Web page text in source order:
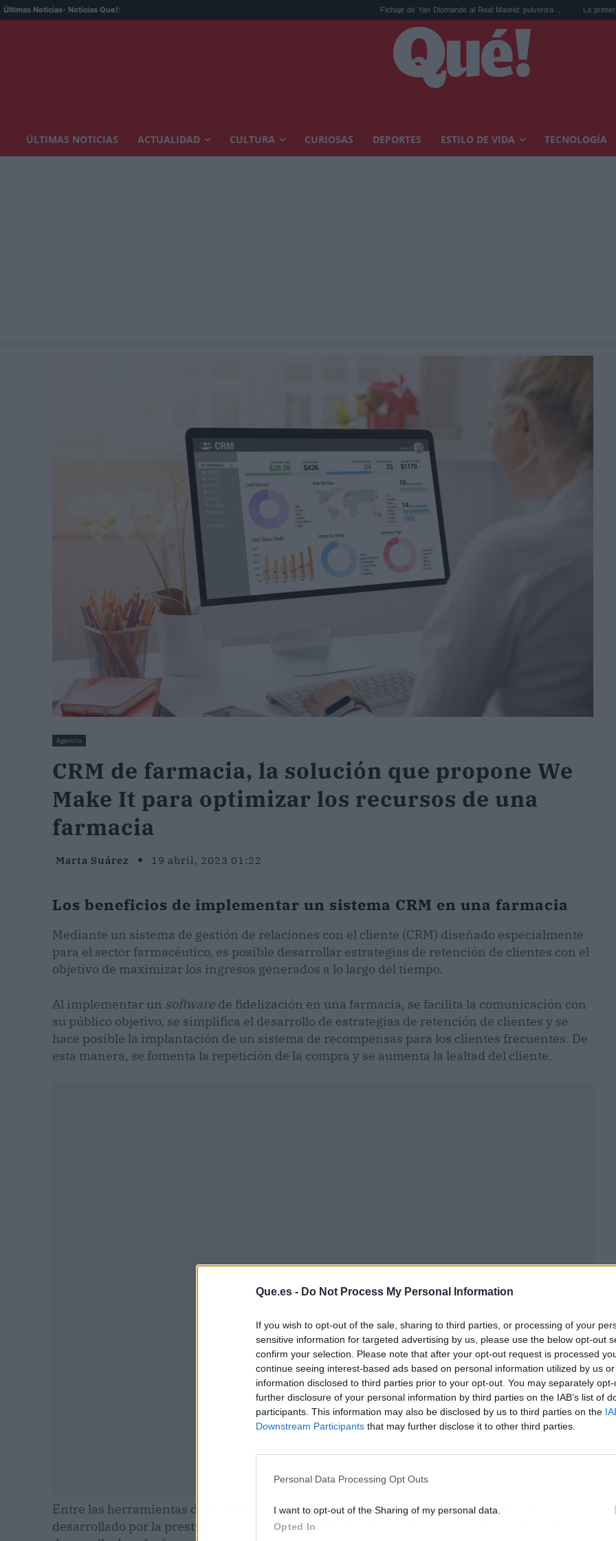
Que.es - Do Not Process My Personal Information
If you wish to opt-out of the sale, sharing to third parties, or processing of your
sensitive information for targeted advertising by us, please use the below opt-out
confirm your selection. Please note that after your opt-out request is processed
continue seeing interest-based ads based on personal information utilized by us
information disclosed to third parties prior to your opt-out. You may separately
further disclosure of your personal information by third parties on the IAB’s list of
participants. This information may also be disclosed by us to third parties on the
Downstream Participants that may further disclose it to other third parties.
Personal Data Processing Opt Outs
I want to opt-out of the Sharing of my personal data.
Opted In
Últimas Noticias- Noticias Que!: Fichaje de Yan Diomande al Real Madrid: pulveriza ... La primera denuncia
ÚLTIMAS NOTICIAS ACTUALIDAD CULTURA CURIOSAS DEPORTES ESTILO DE VIDA TECNOLOGÍA
Agencia
CRM de farmacia, la solución que propone We
Make It para optimizar los recursos de una
farmacia
Marta Suárez 19 abril, 2023 01:22
Los beneficios de implementar un sistema CRM en una farmacia
Mediante un sistema de gestión de relaciones con el cliente (CRM) diseñado especialmente
para el sector farmacéutico, es posible desarrollar estrategias de retención de clientes con el
objetivo de maximizar los ingresos generados a lo largo del tiempo.
Al implementar un software de fidelización en una farmacia, se facilita la comunicación con
su público objetivo, se simplifica el desarrollo de estrategias de retención de clientes y se
hace posible la implantación de un sistema de recompensas para los clientes frecuentes. De
esta manera, se fomenta la repetición de la compra y se aumenta la lealtad del cliente.
Publicidad
Entre las herramientas de fidelización disponibles en el mercado, elsoftware
desarrollado por la prestigiosa empresaWe Make It